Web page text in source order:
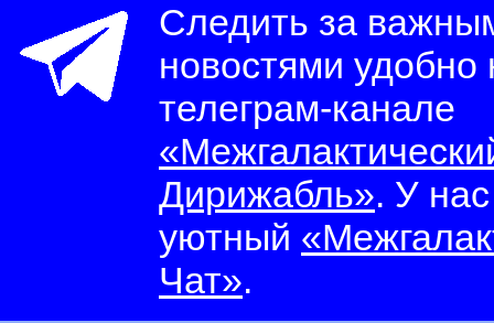
Следить за
новостями
телеграм-канале
Дирижабль». У
уютный
Чат».